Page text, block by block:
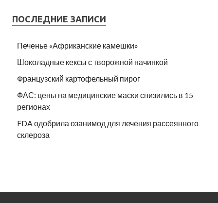
ПОСЛЕДНИЕ ЗАПИСИ
Печенье «Африканские камешки»
Шоколадные кексы с творожной начинкой
Французский картофельный пирог
ФАС: цены на медицинские маски снизились в 15
регионах
FDA одобрила озанимод для лечения рассеянного
склероза